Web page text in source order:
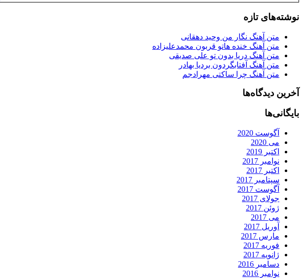
نوشته‌های تازه
متن آهنگ نگار من وحید دهقانی
متن آهنگ خنده هاتو قربون محمدعلیزاده
متن آهنگ دریا بدون تو علی صدیقی
متن آهنگ آفتابگردون بردیا بهادر
متن آهنگ چرا ساکتی مهرادجم
آخرین دیدگاه‌ها
بایگانی‌ها
آگوست 2020
می 2020
اکتبر 2019
نوامبر 2017
اکتبر 2017
سپتامبر 2017
آگوست 2017
جولای 2017
ژوئن 2017
می 2017
آوریل 2017
مارس 2017
فوریه 2017
ژانویه 2017
دسامبر 2016
نوامبر 2016